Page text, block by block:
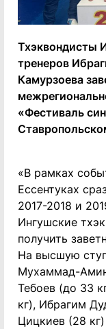
Тхэквондисты
тренеров
Камурзоева
«Фестиваль
«В рамках
Ессентуках
2017-2018 и
Ингушские
получить
На высшую
Мухаммад-
Тебоев (до 33
кг), Ибрагим
Цицкиев (28